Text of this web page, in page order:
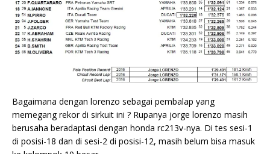
Bagaimana dengan lorenzo sebagai pembalap yang
memegang rekor di sirkuit ini ? Rupanya jorge lorenzo masih
berusaha beradaptasi dengan honda rc213v-nya. Di tes sesi-1
di posisi-18 dan di sesi-2 di posisi-12, masih belum bisa masuk